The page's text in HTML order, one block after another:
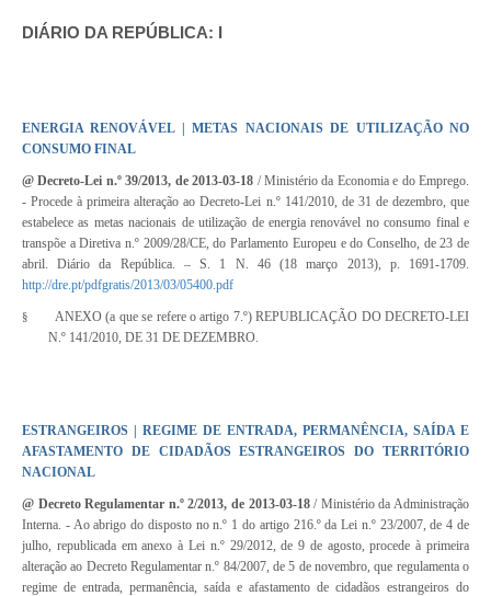
DIÁRIO DA REPÚBLICA: I
ENERGIA RENOVÁVEL | METAS NACIONAIS DE UTILIZAÇÃO NO
CONSUMO FINAL
@Decreto-Lei n.º 39/2013, de 2013-03-18 / Ministério da Economia e do Emprego.
- Procede à primeira alteração aoDecreto-Lei n.º 141/2010, de 31 de dezembro, que
estabelece as metas nacionais de utilização de energia renovável no consumo final e
transpõe a Diretiva n.º 2009/28/CE, do Parlamento Europeu e do Conselho, de 23 de
abril. Diário da República. – S. 1 N. 46 (18 março 2013), p. 1691-1709.
http://dre.pt/pdfgratis/2013/03/05400.pdf
§ ANEXO (a que se refere o artigo 7.º) REPUBLICAÇÃO DO DECRETO-LEI
N.º 141/2010, DE 31 DE DEZEMBRO.
ESTRANGEIROS | REGIME DE ENTRADA, PERMANÊNCIA, SAÍDA E
AFASTAMENTO DE CIDADÃOS ESTRANGEIROS DO TERRITÓRIO
NACIONAL
@ Decreto Regulamentar n.º 2/2013, de 2013-03-18/ Ministério da Administração
Interna. - Ao abrigo do disposto no n.º 1 do artigo 216.º daLei n.º 23/2007, de 4 de
julho, republicada em anexo à Lei n.º 29/2012, de 9 de agosto, procede à primeira
alteração ao Decreto Regulamentar n.º 84/2007, de 5 de novembro, que regulamenta o
regime de entrada, permanência, saída e afastamento de cidadãos estrangeiros do